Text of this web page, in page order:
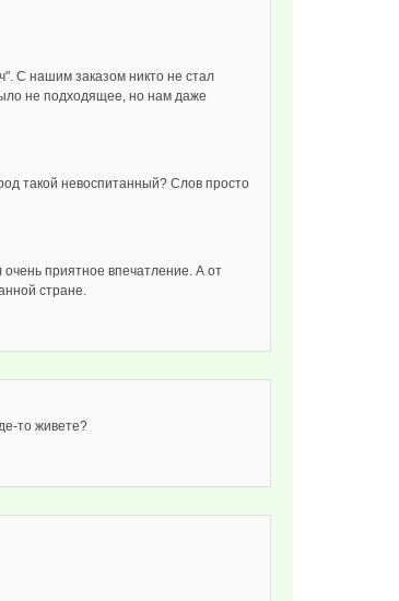
С нашим заказом никто не стал
не подходящее, но нам даже
такой невоспитанный? Слов просто
приятное впечатление. А от
стране.
то живете?